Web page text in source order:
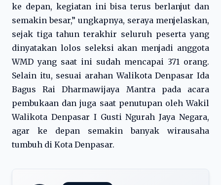
ke depan, kegiatan ini bisa terus berlanjut dan
semakin besar,” ungkapnya, seraya menjelaskan,
sejak tiga tahun terakhir seluruh peserta yang
dinyatakan lolos seleksi akan menjadi anggota
WMD yang saat ini sudah mencapai 371 orang.
Selain itu, sesuai arahan Walikota Denpasar Ida
Bagus Rai Dharmawijaya Mantra pada acara
pembukaan dan juga saat penutupan oleh Wakil
Walikota Denpasar I Gusti Ngurah Jaya Negara,
agar ke depan semakin banyak wirausaha
tumbuh di Kota Denpasar.